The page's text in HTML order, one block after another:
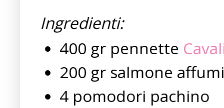
Ingredienti:
400 gr pennette
200 gr salmone
4 pomodori pachino